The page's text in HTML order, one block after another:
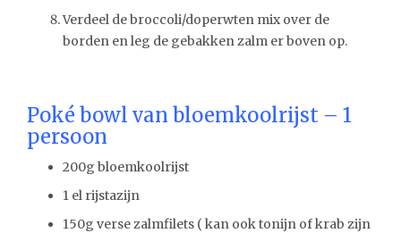
Verdeel de broccoli/doperwten mix over de
borden en leg de gebakken zalm er boven op.
Poké bowl van bloemkoolrijst – 1
persoon
200g bloemkoolrijst
1 el rijstazijn
150g verse zalmfilets ( kan ook tonijn of krab zijn